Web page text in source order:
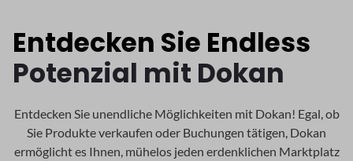
Entdecken Sie Endless
Potenzial mit Dokan
Entdecken Sie unendliche Möglichkeiten mit Dokan! Egal, ob
Sie Produkte verkaufen oder Buchungen tätigen, Dokan
ermöglicht es Ihnen, mühelos jeden erdenklichen Marktplatz